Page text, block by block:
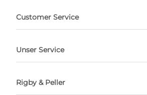
buchen
Customer Service
Unser Service
Rigby & Peller